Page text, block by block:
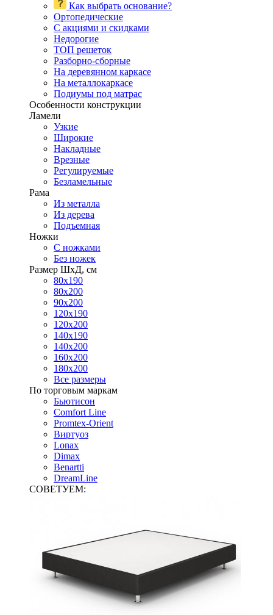
Как выбрать основание?
Ортопедические
С акциями и скидками
Недорогие
ТОП решеток
Разборно-сборные
На деревянном каркасе
На металлокаркасе
Подиумы под матрас
Особенности конструкции
Ламели
Узкие
Широкие
Накладные
Врезные
Регулируемые
Безламельные
Рама
Из металла
Из дерева
Подъемная
Ножки
С ножками
Без ножек
Размер ШхД, см
80х190
80х200
90х200
120х190
120х200
140х190
140х200
160х200
180х200
Все размеры
По торговым маркам
Бьютисон
Comfort Line
Promtex-Orient
Виртуоз
Lonax
Dimax
Benartti
DreamLine
СОВЕТУЕМ: